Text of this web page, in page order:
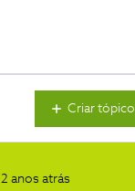
Criar tópico
2 anos atrás